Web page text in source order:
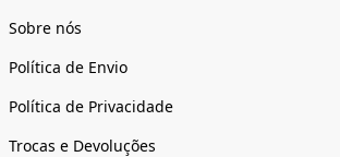
Sobre nós
Política de Envio
Política de Privacidade
Trocas e Devoluções